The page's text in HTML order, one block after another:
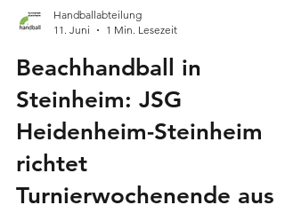
Handballabteilung
11. Juni
Beachhandball in
Steinheim: JSG
Heidenheim-Steinheim